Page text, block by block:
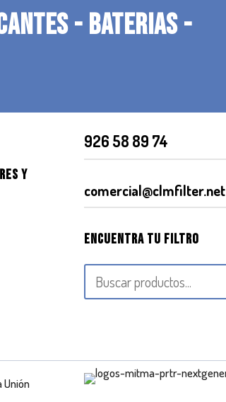
- BATERIAS -
Y
926 58 89 74
comercial@clmfilter.net
Encuentra tu filtro
Unión